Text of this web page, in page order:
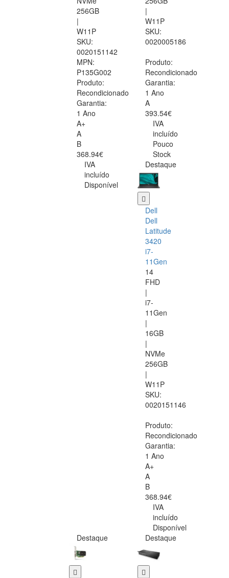
256GB
|
W11P
SKU:
0020151142
MPN:
P135G002
Produto:
Recondicionado
Garantia:
1 Ano
A+
A
B
368.94€
IVA
incluído
Disponível
|
W11P
SKU:
0020005186
Produto:
Recondicionado
Garantia:
1 Ano
A
393.54€
IVA
incluído
Pouco
Stock
Destaque
Dell
Dell
Latitude
3420
i7-
11Gen
14
FHD
|
i7-
11Gen
|
16GB
|
NVMe
256GB
|
W11P
SKU:
0020151146
Produto:
Recondicionado
Garantia:
1 Ano
A+
A
B
368.94€
IVA
incluído
Disponível
Destaque
Destaque